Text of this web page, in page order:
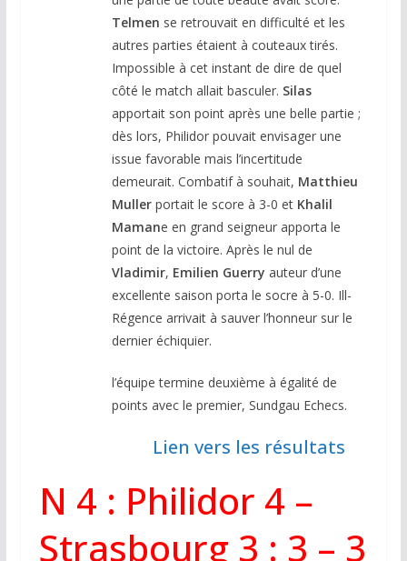
Telmen se retrouvait en difficulté et les
autres parties étaient à couteaux tirés.
Impossible à cet instant de dire de quel
côté le match allait basculer. Silas
apportait son point après une belle partie ;
dès lors, Philidor pouvait envisager une
issue favorable mais l’incertitude
demeurait. Combatif à souhait, Matthieu
Mullerportait le score à 3-0 et Khalil
Mamane en grand seigneur apporta le
point de la victoire. Après le nul de
Vladimir, Emilien Guerry auteur d’une
excellente saison porta le socre à 5-0. Ill-
Régence arrivait à sauver l’honneur sur le
dernier échiquier.
l’équipe termine deuxième à égalité de
points avec le premier, Sundgau Echecs.
Lien vers les résultats
N 4 : Philidor 4 –
Strasbourg 3 : 3 – 3